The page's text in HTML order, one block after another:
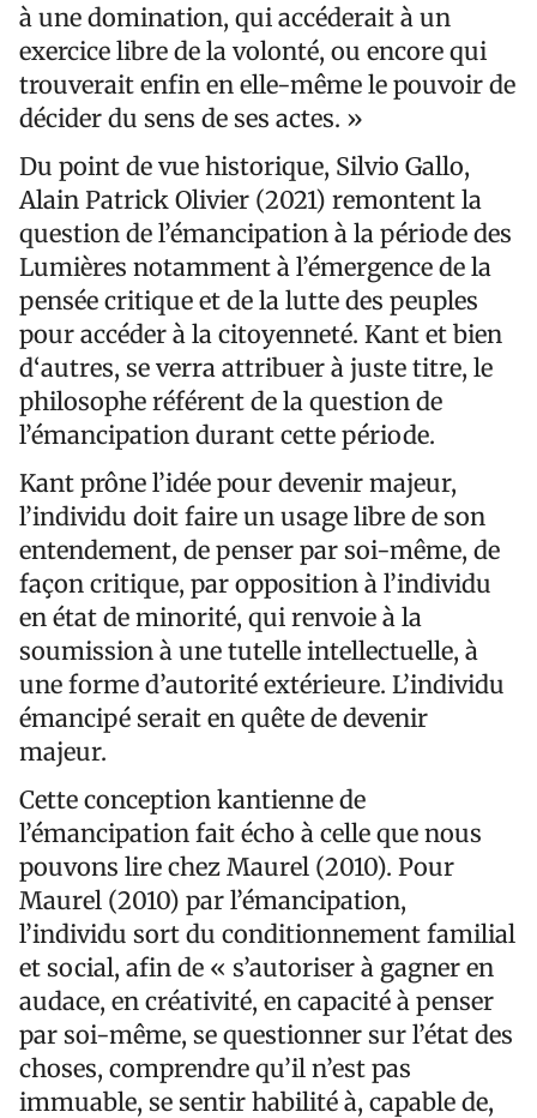
à une domination, qui accéderait à un
exercice libre de la volonté, ou encore qui
trouverait enfin en elle-même le pouvoir de
décider du sens de ses actes. »
Du point de vue historique, Silvio Gallo,
Alain Patrick Olivier (2021) remontent la
question de l’émancipation à la période des
Lumières notamment à l’émergence de la
pensée critique et de la lutte des peuples
pour accéder à la citoyenneté. Kant et bien
d‘autres, se verra attribuer à juste titre, le
philosophe référent de la question de
l’émancipation durant cette période.
Kant prône l’idée pour devenir majeur,
l’individu doit faire un usage libre de son
entendement, de penser par soi-même, de
façon critique, par opposition à l’individu
en état de minorité, qui renvoie à la
soumission à une tutelle intellectuelle, à
une forme d’autorité extérieure. L’individu
émancipé serait en quête de devenir
majeur.
Cette conception kantienne de
l’émancipation fait écho à celle que nous
pouvons lire chez Maurel (2010). Pour
Maurel (2010) par l’émancipation,
l’individu sort du conditionnement familial
et social, afin de « s’autoriser à gagner en
audace, en créativité, en capacité à penser
par soi-même, se questionner sur l’état des
choses, comprendre qu’il n’est pas
immuable, se sentir habilité à, capable de,